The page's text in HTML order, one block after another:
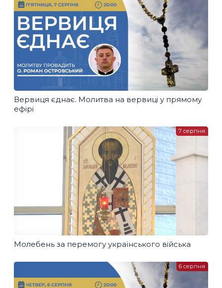
Вервиця єднає. Молитва на вервиці у прямому
ефірі
Молебень за перемогу українського війська
7 серпня
6 серпня